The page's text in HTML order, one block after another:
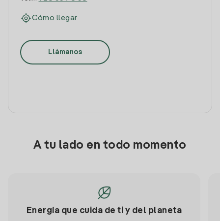
Cómo llegar
Llámanos
A tu lado en todo momento
Energía que cuida de ti y del planeta